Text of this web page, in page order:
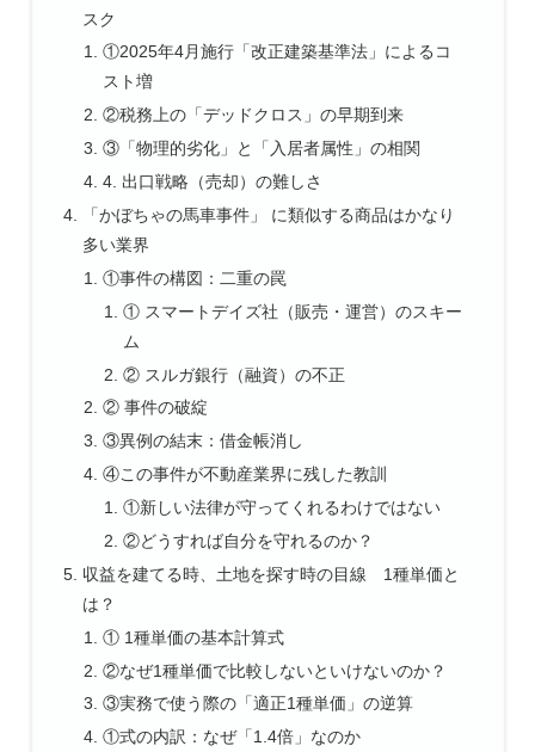
スク
①2025年4月施行「改正建築基準法」によるコ
スト増
②税務上の「デッドクロス」の早期到来
③「物理的劣化」と「入居者属性」の相関
4. 出口戦略（売却）の難しさ
「かぼちゃの馬車事件」 に類似する商品はかなり
多い業界
①事件の構図：二重の罠
① スマートデイズ社（販売・運営）のスキー
ム
② スルガ銀行（融資）の不正
② 事件の破綻
③異例の結末：借金帳消し
④この事件が不動産業界に残した教訓
①新しい法律が守ってくれるわけではない
②どうすれば自分を守れるのか？
収益を建てる時、土地を探す時の目線 1種単価と
は？
① 1種単価の基本計算式
②なぜ1種単価で比較しないといけないのか？
③実務で使う際の「適正1種単価」の逆算
①式の内訳：なぜ「1.4倍」なのか